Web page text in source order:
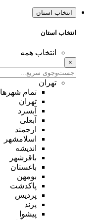
انتخاب استان
انتخاب استان
انتخاب همه
×
تهران
تمام شهر‌ها
تهران
آبسرد
آبعلی
ارجمند
اسلامشهر
اندیشه
باقرشهر
باغستان
بومهن
پاکدشت
پردیس
پرند
پیشوا